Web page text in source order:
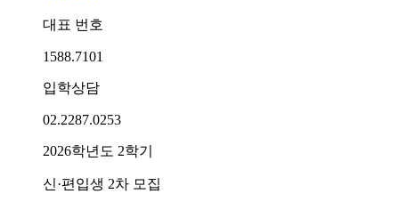
대표 번호
1588.7101
입학상담
02.2287.0253
2026학년도 2학기
신·편입생 2차 모집